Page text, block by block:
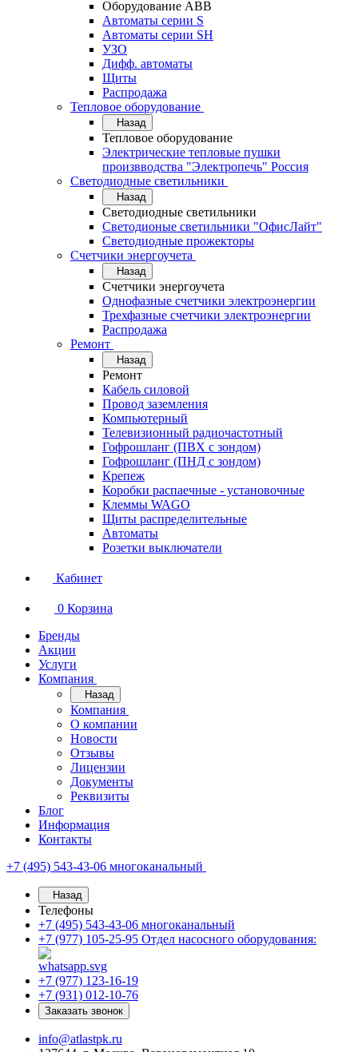
Оборудование АВВ
Автоматы серии S
Автоматы серии SH
УЗО
Дифф. автоматы
Щиты
Распродажа
Тепловое оборудование
Назад
Тепловое оборудование
Электрические тепловые пушки
произвводства "Электропечь" Россия
Светодиодные светильники
Назад
Светодиодные светильники
Светодионые светильники "ОфисЛайт"
Светодиодные прожекторы
Счетчики энергоучета
Назад
Счетчики энергоучета
Однофазные счетчики электроэнергии
Трехфазные счетчики электроэнергии
Распродажа
Ремонт
Назад
Ремонт
Кабель силовой
Провод заземления
Компьютерный
Телевизионный радиочастотный
Гофрошланг (ПВХ с зондом)
Гофрошланг (ПНД с зондом)
Крепеж
Коробки распаечные - установочные
Клеммы WAGO
Щиты распределительные
Автоматы
Розетки выключатели
Кабинет
0 Корзина
Бренды
Акции
Услуги
Компания
Назад
Компания
О компании
Новости
Отзывы
Лицензии
Документы
Реквизиты
Блог
Информация
Контакты
+7 (495) 543-43-06 многоканальный
Назад
Телефоны
+7 (495) 543-43-06 многоканальный
+7 (977) 105-25-95 Отдел насосного оборудования:
+7 (977) 123-16-19
+7 (931) 012-10-76
Заказать звонок
info@atlastpk.ru